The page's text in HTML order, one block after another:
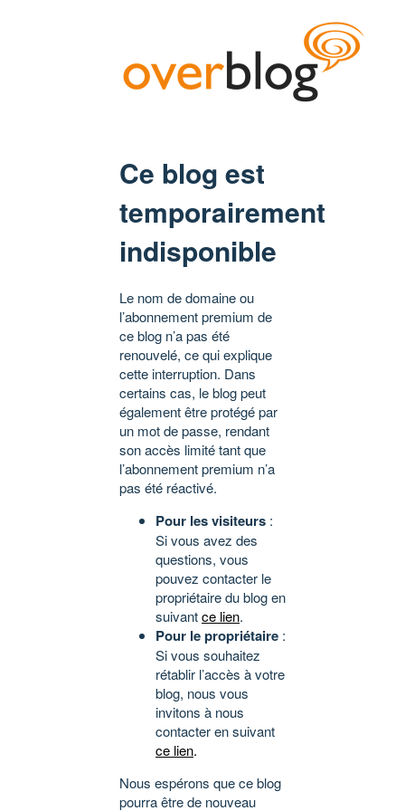
Ce blog est
temporairement
indisponible
Le nom de domaine ou
l’abonnement premium de
ce blog n’a pas été
renouvelé, ce qui explique
cette interruption. Dans
certains cas, le blog peut
également être protégé par
un mot de passe, rendant
son accès limité tant que
l’abonnement premium n’a
pas été réactivé.
Pour les visiteurs :
Si vous avez des
questions, vous
pouvez contacter le
propriétaire du blog en
suivantce lien.
Pour le propriétaire :
Si vous souhaitez
rétablir l’accès à votre
blog, nous vous
invitons à nous
contacter en suivant
ce lien.
Nous espérons que ce blog
pourra être de nouveau